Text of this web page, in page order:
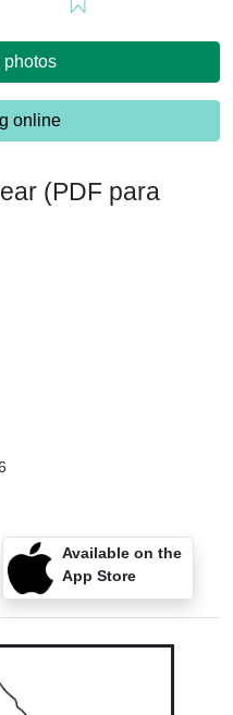
View 4 photos
online
(PDF para
Available on the
App Store